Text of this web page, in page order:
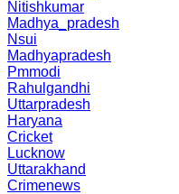
Nitishkumar
Madhya_pradesh
Nsui
Madhyapradesh
Pmmodi
Rahulgandhi
Uttarpradesh
Haryana
Cricket
Lucknow
Uttarakhand
Crimenews